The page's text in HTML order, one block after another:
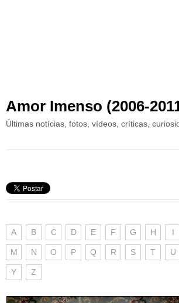
Amor Imenso (2006-
Últimas notícias, fotos, vídeos, críticas,
A B C D E F G H I
M N O P Q R S T U
Y Z